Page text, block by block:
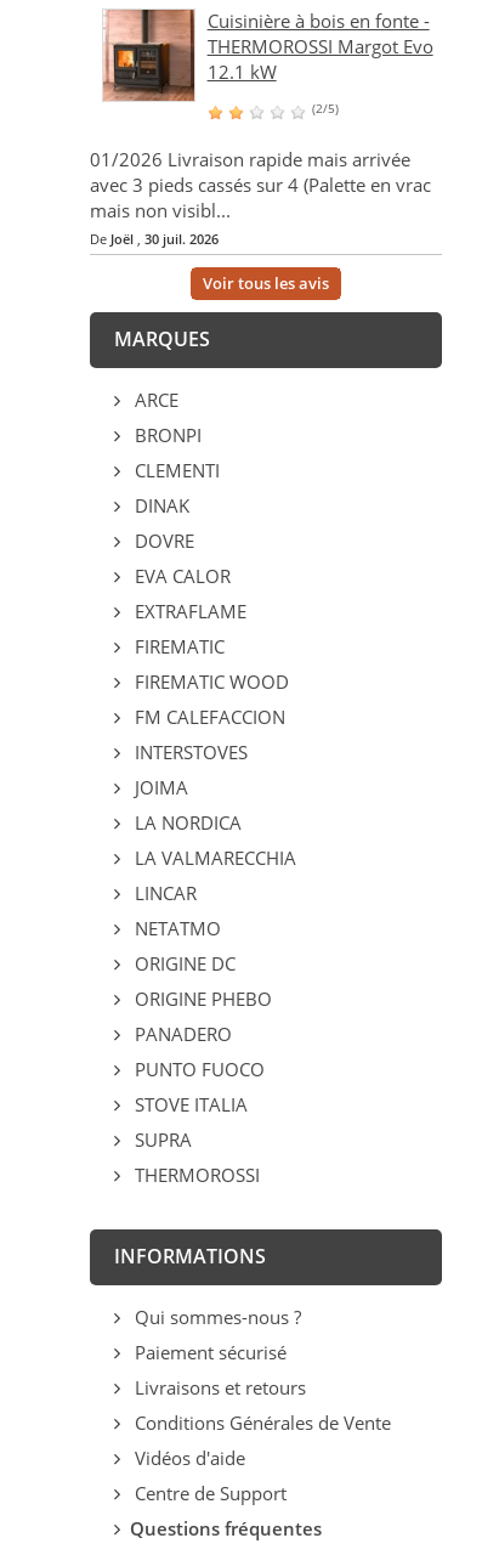
Cuisinière à bois en fonte -
THERMOROSSI Margot Evo
12.1 kW
(2/5)
01/2026 Livraison rapide mais arrivée
avec 3 pieds cassés sur 4 (Palette en vrac
mais non visibl...
De Joël, 30 juil. 2026
Voir tous les avis
MARQUES
ARCE
BRONPI
CLEMENTI
DINAK
DOVRE
EVA CALOR
EXTRAFLAME
FIREMATIC
FIREMATIC WOOD
FM CALEFACCION
INTERSTOVES
JOIMA
LA NORDICA
LA VALMARECCHIA
LINCAR
NETATMO
ORIGINE DC
ORIGINE PHEBO
PANADERO
PUNTO FUOCO
STOVE ITALIA
SUPRA
THERMOROSSI
INFORMATIONS
Qui sommes-nous ?
Paiement sécurisé
Livraisons et retours
Conditions Générales de Vente
Vidéos d'aide
Centre de Support
Questions fréquentes